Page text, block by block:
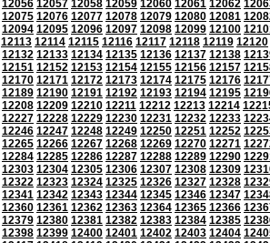
12056 12057 12058 12059 12060 12061 12062
12075 12076 12077 12078 12079 12080 12081
12094 12095 12096 12097 12098 12099 12100
12113 12114 12115 12116 12117 12118 12119 12120
12132 12133 12134 12135 12136 12137 12138
12151 12152 12153 12154 12155 12156 12157
12170 12171 12172 12173 12174 12175 12176
12189 12190 12191 12192 12193 12194 12195
12208 12209 12210 12211 12212 12213 12214
12227 12228 12229 12230 12231 12232 12233
12246 12247 12248 12249 12250 12251 12252
12265 12266 12267 12268 12269 12270 12271
12284 12285 12286 12287 12288 12289 12290
12303 12304 12305 12306 12307 12308 12309
12322 12323 12324 12325 12326 12327 12328
12341 12342 12343 12344 12345 12346 12347
12360 12361 12362 12363 12364 12365 12366
12379 12380 12381 12382 12383 12384 12385
12398 12399 12400 12401 12402 12403 12404